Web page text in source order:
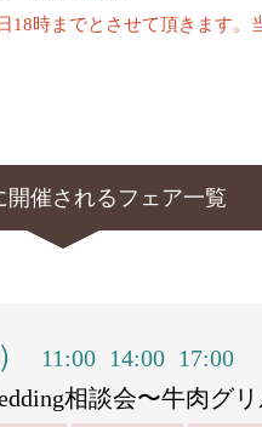
18時までとさせて頂きます。
開催されるフェア一覧
11:00 14:00 17:00
相談会〜牛肉グ